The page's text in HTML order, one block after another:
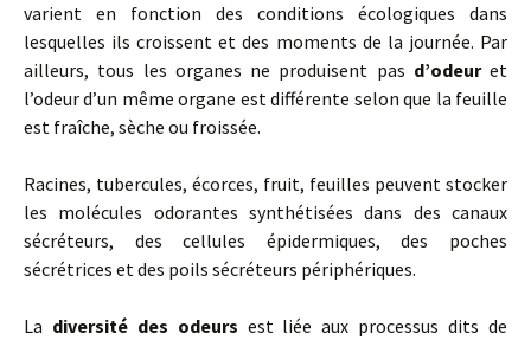
varient en fonction des conditions écologiques dans
lesquelles ils croissent et des moments de la journée. Par
ailleurs, tous les organes ne produisent pas d’odeuret
l’odeur d’un même organe est différente selon que la feuille
est fraîche, sèche ou froissée.
Racines, tubercules, écorces, fruit, feuilles peuvent stocker
les molécules odorantes synthétisées dans des canaux
sécréteurs, des cellules épidermiques, des poches
sécrétrices et des poils sécréteurs périphériques.
La diversité des odeurs est liée aux processus dits de